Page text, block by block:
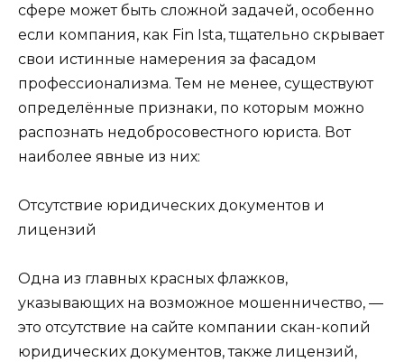
сфере может быть сложной задачей, особенно
если компания, как Fin Ista, тщательно скрывает
свои истинные намерения за фасадом
профессионализма. Тем не менее, существуют
определённые признаки, по которым можно
распознать недобросовестного юриста. Вот
наиболее явные из них:
Отсутствие юридических документов и
лицензий
Одна из главных красных флажков,
указывающих на возможное мошенничество, —
это отсутствие на сайте компании скан-копий
юридических документов, также лицензий,